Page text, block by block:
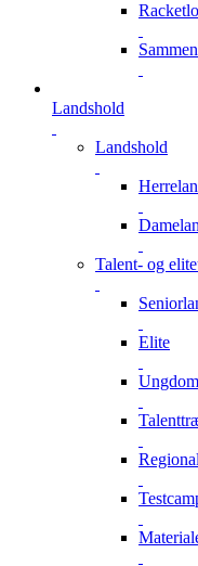
Landshold
Landshold
Talent- og
Elite